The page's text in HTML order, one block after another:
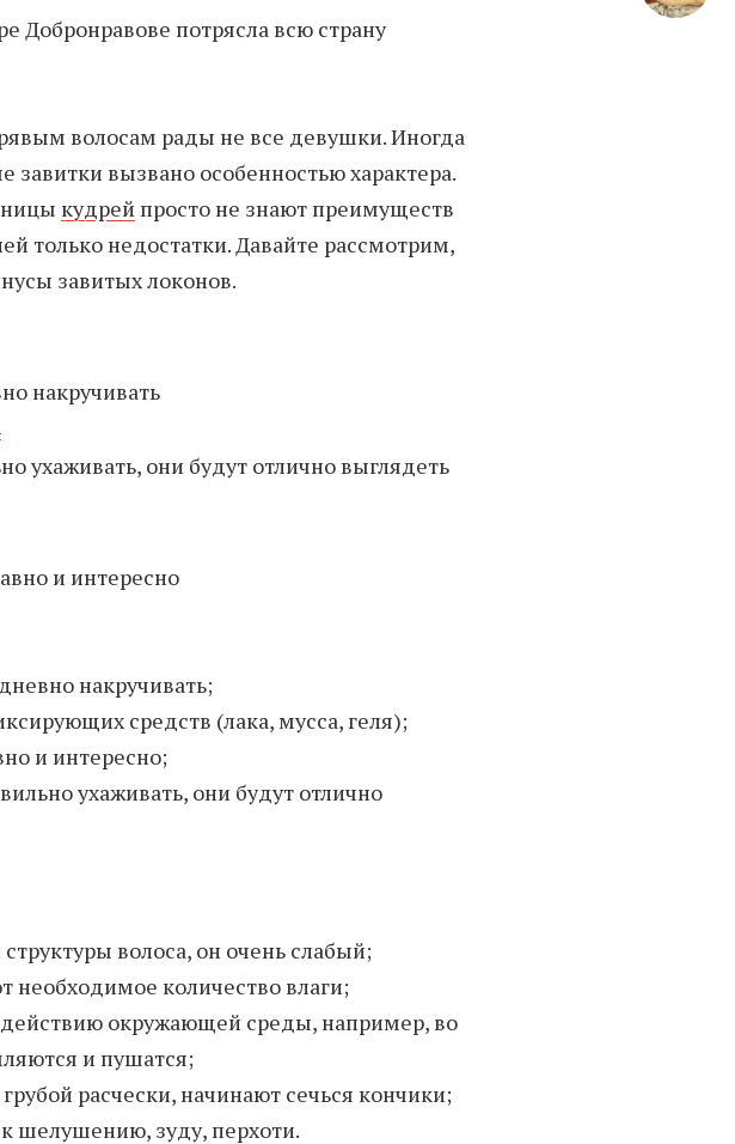
Добронравове потрясла всю страну
волосам рады не все девушки. Иногда
завитки вызвано особенностью характера.
кудрей просто не знают преимуществ
только недостатки. Давайте рассмотрим,
завитых локонов.
накручивать
ухаживать, они будут отлично выглядеть
и интересно
накручивать;
средств (лака, мусса, геля);
и интересно;
ухаживать, они будут отлично
волоса, он очень слабый;
необходимое количество влаги;
окружающей среды, например, во
и пушатся;
расчески, начинают сечься кончики;
шелушению, зуду, перхоти.